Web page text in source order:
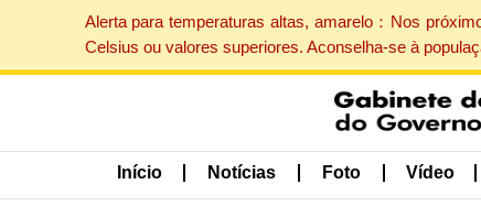
Alerta para temperaturas altas, amarelo：Nos
Celsius ou valores superiores. Aconselha-se à
Início Notícias Foto Vídeo